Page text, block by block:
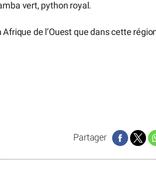
vert, python royal.
de l’Ouest que dans cette
Partager